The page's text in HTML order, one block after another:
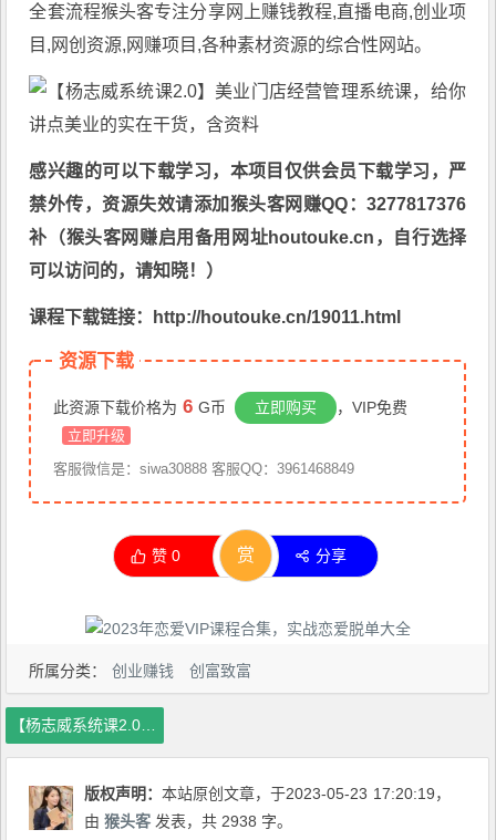
全套流程猴头客专注分享网上赚钱教程,直播电商,创业项
目,网创资源, 网赚项目 ,各种素材资源的综合性网站。
感兴趣的可以下载学习，本项目仅供会员下载学习，严
禁外传，资源失效请添加猴头客网赚QQ：3277817376
补（猴头客网赚启用备用网址houtouke.cn，自行选择
可以访问的，请知晓！）
课程下载链接：http://houtouke.cn/19011.html
资源下载
此资源下载价格为 6 G币 立即购买 ，VIP免费
立即升级
客服微信是：siwa30888 客服QQ：3961468849
赞0 赏 分享
所属分类： 创业赚钱 创富致富
【杨志威系统课2.0】美业门店经营管理系统课，给你讲点美业的实在干货，含资料
版权声明：本站原创文章，于2023-05-23 17:20:19，
由猴头客 发表，共 2938 字。